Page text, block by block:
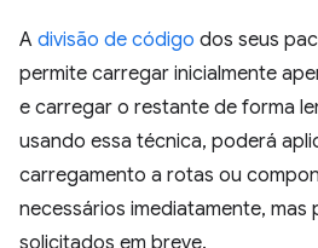
A divisão de código dos seus
permite carregar inicialmente
e carregar o restante de forma
usando essa técnica, poderá
carregamento a rotas ou
necessários imediatamente, mas
solicitados em breve.